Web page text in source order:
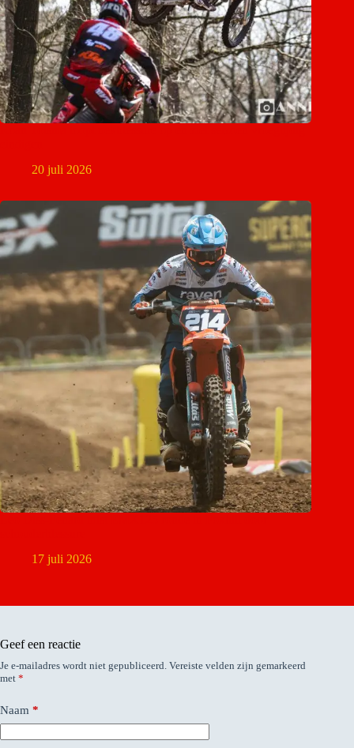
20 juli 2026
17 juli 2026
Geef een reactie
Je e-mailadres wordt niet gepubliceerd. Vereiste velden zijn gemarkeerd
met *
Naam *